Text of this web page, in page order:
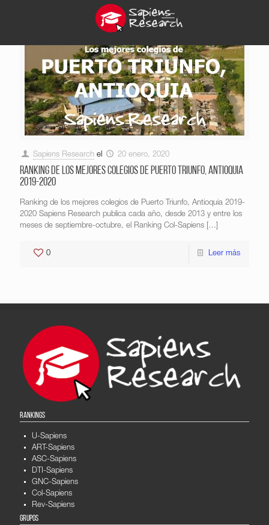
Sapiens Research el 20 enero, 2020
Ranking de los mejores colegios de Puerto Triunfo, Antioquia
2019-2020
Ranking de los mejores colegios de Puerto Triunfo, Antioquia 2019-
2020 Sapiens Research publica cada año, desde 2013 y entre los
meses de septiembre-octubre, el Ranking Col-Sapiens […]
0 Leer más
RANKINGS
U-Sapiens
ART-Sapiens
ASC-Sapiens
DTI-Sapiens
GNC-Sapiens
Col-Sapiens
Rev-Sapiens
GRUPOS